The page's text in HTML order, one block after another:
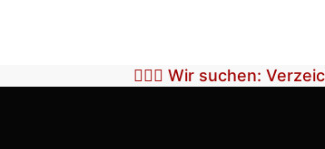
🕵🏼‍♀️ Wir suchen: